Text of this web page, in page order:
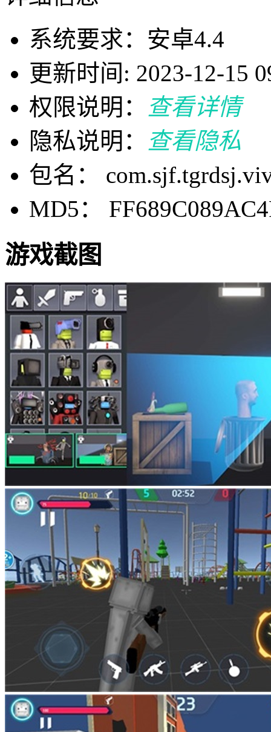
系统要求：安卓4.4
更新时间: 2023-12-15
权限说明：
查看详情
隐私说明：
查看隐私
包名：
MD5：
游戏截图